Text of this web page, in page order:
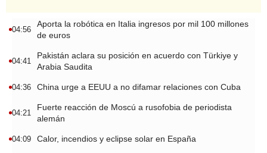
04:56
Aporta la robótica en Italia ingresos por mil 100 millones
de euros
04:41
Pakistán aclara su posición en acuerdo con Türkiye y
Arabia Saudita
04:36 China urge a EEUU a no difamar relaciones con Cuba
04:21
Fuerte reacción de Moscú a rusofobia de periodista
alemán
04:09 Calor, incendios y eclipse solar en España